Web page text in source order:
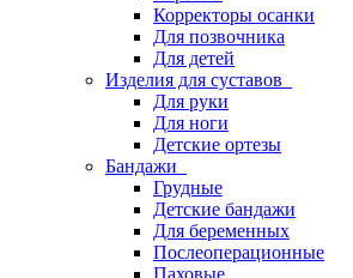
Корректоры осанки
Для позвочника
Для детей
Изделия для суставов
Для руки
Для ноги
Детские ортезы
Бандажи
Грудные
Детские бандажи
Для беременных
Послеоперационные
Паховые